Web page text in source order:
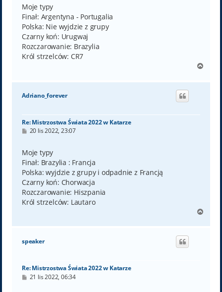
t
Moje typy
Finał: Argentyna - Portugalia
Polska: Nie wyjdzie z grupy
Czarny koń: Urugwaj
Rozczarowanie: Brazylia
Król strzelców: CR7
g
Adriano_forever
Re: Mistrzostwa Świata 2022 w Katarze
P
t
20 lis 2022, 23:07
Moje typy
Finał: Brazylia : Francja
Polska: wyjdzie z grupy i odpadnie z Francją
Czarny koń: Chorwacja
Rozczarowanie: Hiszpania
Król strzelców: Lautaro
g
speaker
Re: Mistrzostwa Świata 2022 w Katarze
P21 lis 2022, 06:34